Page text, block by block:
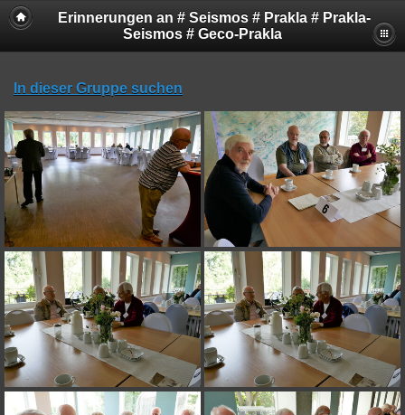
Erinnerungen an # Seismos # Prakla # Prakla-
Seismos # Geco-Prakla
In dieser Gruppe suchen